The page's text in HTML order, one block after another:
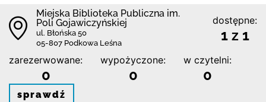
Miejska Biblioteka Publiczna im.
Poli Gojawiczyńskiej
ul. Błońska 50
05-807 Podkowa Leśna
dostępne:
1 z 1
zarezerwowane:
0
wypożyczone:
0
w czytelni:
0
sprawdź